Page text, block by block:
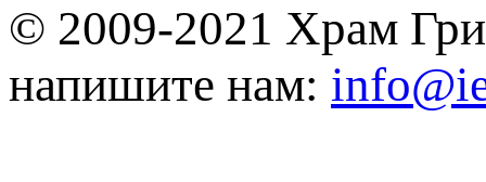
© 2009-2021 Храм
напишите нам: